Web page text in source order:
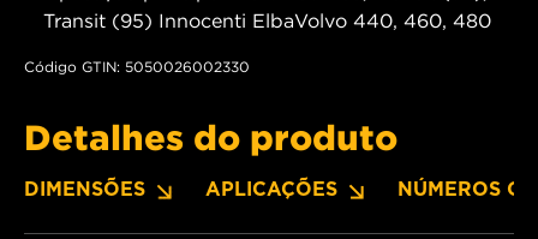
Transit (95) Innocenti ElbaVolvo 440, 460, 480
Código GTIN: 5050026002330
Detalhes do produto
DIMENSÕES APLICAÇÕES NÚMEROS OE